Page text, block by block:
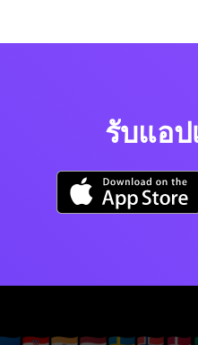
รับแอป